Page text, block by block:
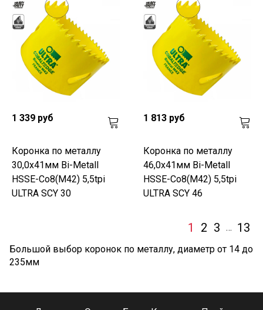
1 339 руб
Коронка по металлу
30,0x41мм Bi-Metall
HSSE-Co8(M42) 5,5tpi
ULTRA SCY 30
1 813 руб
Коронка по металлу
46,0x41мм Bi-Metall
HSSE-Co8(M42) 5,5tpi
ULTRA SCY 46
1 2 3 … 13
Большой выбор коронок по металлу, диаметр от 14 до
235мм